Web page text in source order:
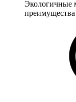
Экологичные